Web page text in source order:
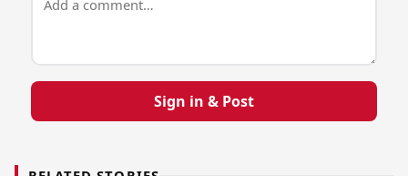
Sign in & Post